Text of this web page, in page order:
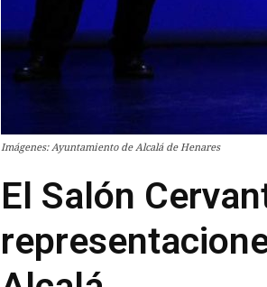
Imágenes: Ayuntamiento de Alcalá de Henares
El Salón